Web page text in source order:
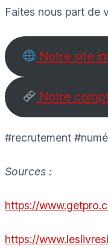
Faites nous part de
Notre site
Notre
#recrutement
Sources :
https://
https://